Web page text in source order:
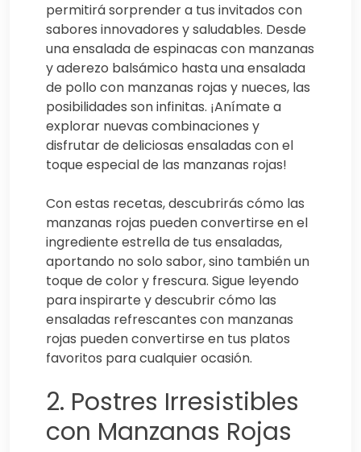
permitirá sorprender a tus invitados con
sabores innovadores y saludables. Desde
una ensalada de espinacas con manzanas
y aderezo balsámico hasta una ensalada
de pollo con manzanas rojas y nueces, las
posibilidades son infinitas. ¡Anímate a
explorar nuevas combinaciones y
disfrutar de deliciosas ensaladas con el
toque especial de las manzanas rojas!
Con estas recetas, descubrirás cómo las
manzanas rojas pueden convertirse en el
ingrediente estrella de tus ensaladas,
aportando no solo sabor, sino también un
toque de color y frescura. Sigue leyendo
para inspirarte y descubrir cómo las
ensaladas refrescantes con manzanas
rojas pueden convertirse en tus platos
favoritos para cualquier ocasión.
2. Postres Irresistibles
con Manzanas Rojas